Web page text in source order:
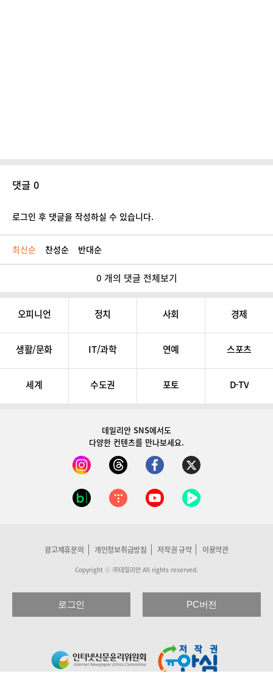
댓글 0
로그인 후 댓글을 작성하실 수 있습니다.
최신순 찬성순 반대순
0 개의 댓글 전체보기
오피니언 정치 사회 경제
생활/문화 IT/과학 연예 스포츠
세계 수도권 포토 D-TV
데일리안 SNS에서도
다양한 컨텐츠를 만나보세요.
광고제휴문의 개인정보취급방침 저작권 규약 이용약관
Copyright ⓒ ㈜데일리안 All rights reserved.
로그인 PC버전